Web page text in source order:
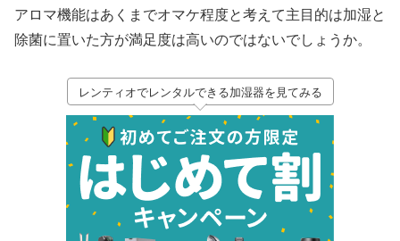
アロマ機能はあくまでオマケ程度と考えて主目的は加湿と
除菌に置いた方が満足度は高いのではないでしょうか。
レンティオでレンタルできる加湿器を見てみる